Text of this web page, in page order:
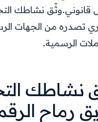
قانوني.وثّق نشاطك
تصدره من الجهات
الرسمية.
نشاطك
رماح